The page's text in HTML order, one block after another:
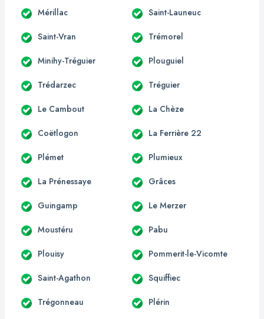
Mérillac Saint-Launeuc
Saint-Vran Trémorel
Minihy-Tréguier Plouguiel
Trédarzec Tréguier
Le Cambout La Chèze
Coëtlogon La Ferrière 22
Plémet Plumieux
La Prénessaye Grâces
Guingamp Le Merzer
Moustéru Pabu
Plouisy Pommerit-le-Vicomte
Saint-Agathon Squiffiec
Trégonneau Plérin